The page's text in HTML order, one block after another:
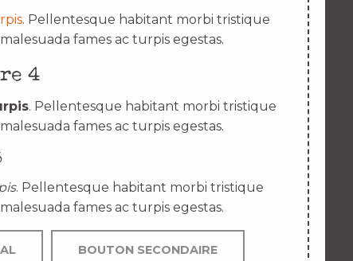
. Pellentesque habitant morbi tristique
fames ac turpis egestas.
4
. Pellentesque habitant morbi tristique
fames ac turpis egestas.
. Pellentesque habitant morbi tristique
fames ac turpis egestas.
BOUTON SECONDAIRE